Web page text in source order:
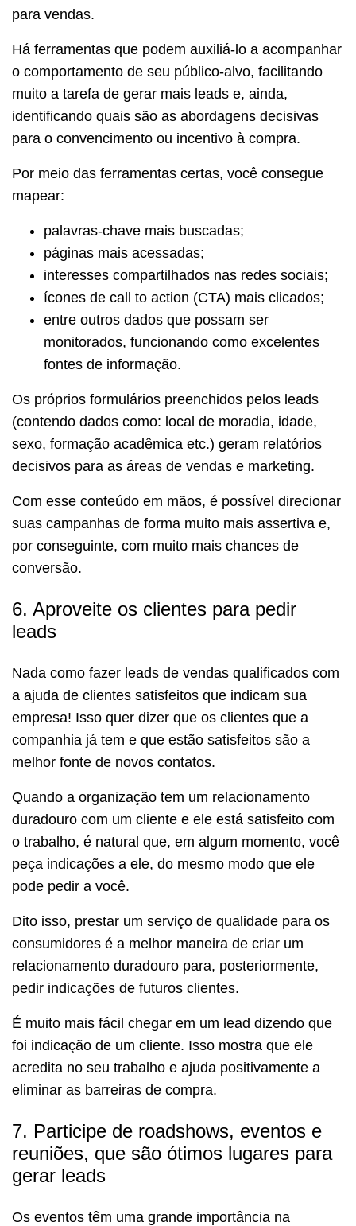
para vendas.
Há ferramentas que podem auxiliá-lo a acompanhar
o comportamento de seu público-alvo, facilitando
muito a tarefa de gerar mais leads e, ainda,
identificando quais são as abordagens decisivas
para o convencimento ou incentivo à compra.
Por meio das ferramentas certas, você consegue
mapear:
palavras-chave mais buscadas;
páginas mais acessadas;
interesses compartilhados nas redes sociais;
ícones de call to action (CTA) mais clicados;
entre outros dados que possam ser
monitorados, funcionando como excelentes
fontes de informação.
Os próprios formulários preenchidos pelos leads
(contendo dados como: local de moradia, idade,
sexo, formação acadêmica etc.) geram relatórios
decisivos para as áreas de vendas e marketing.
Com esse conteúdo em mãos, é possível direcionar
suas campanhas de forma muito mais assertiva e,
por conseguinte, com muito mais chances de
conversão.
6. Aproveite os clientes para pedir
leads
Nada como fazer leads de vendas qualificados com
a ajuda de clientes satisfeitos que indicam sua
empresa! Isso quer dizer que os clientes que a
companhia já tem e que estão satisfeitos são a
melhor fonte de novos contatos.
Quando a organização tem um relacionamento
duradouro com um cliente e ele está satisfeito com
o trabalho, é natural que, em algum momento, você
peça indicações a ele, do mesmo modo que ele
pode pedir a você.
Dito isso, prestar um serviço de qualidade para os
consumidores é a melhor maneira de criar um
relacionamento duradouro para, posteriormente,
pedir indicações de futuros clientes.
É muito mais fácil chegar em um lead dizendo que
foi indicação de um cliente. Isso mostra que ele
acredita no seu trabalho e ajuda positivamente a
eliminar as barreiras de compra.
7. Participe de roadshows, eventos e
reuniões, que são ótimos lugares para
gerar leads
Os eventos têm uma grande importância na